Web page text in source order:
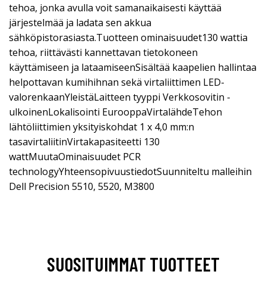
tehoa, jonka avulla voit samanaikaisesti käyttää
järjestelmää ja ladata sen akkua
sähköpistorasiasta.Tuotteen ominaisuudet130 wattia
tehoa, riittävästi kannettavan tietokoneen
käyttämiseen ja lataamiseenSisältää kaapelien hallintaa
helpottavan kumihihnan sekä virtaliittimen LED-
valorenkaanYleistäLaitteen tyyppi Verkkosovitin -
ulkoinenLokalisointi EurooppaVirtalähdeTehon
lähtöliittimien yksityiskohdat 1 x 4,0 mm:n
tasavirtaliitinVirtakapasiteetti 130
wattMuutaOminaisuudet PCR
technologyYhteensopivuustiedotSuunniteltu malleihin
Dell Precision 5510, 5520, M3800
SUOSITUIMMAT TUOTTEET